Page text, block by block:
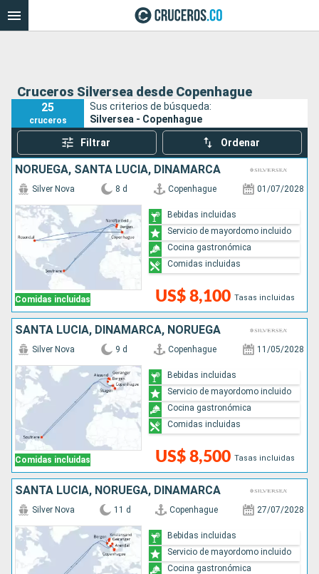
Cruceros Silversea desde Copenhague
25
cruceros
Sus criterios de búsqueda:
Silversea - Copenhague
Filtrar Ordenar
NORUEGA, SANTA LUCIA, DINAMARCA
Comidas incluidas
Silver Nova 8 d Copenhague 01/07/2028
US$ 8,100 Tasas incluidas
Bebidas incluidas
Servicio de mayordomo incluido
Cocina gastronómica
Comidas incluidas
SANTA LUCIA, DINAMARCA, NORUEGA
Comidas incluidas
Silver Nova 9 d Copenhague 11/05/2028
US$ 8,500 Tasas incluidas
Bebidas incluidas
Servicio de mayordomo incluido
Cocina gastronómica
Comidas incluidas
SANTA LUCIA, NORUEGA, DINAMARCA
Silver Nova 11 d Copenhague 27/07/2028
Bebidas incluidas
Servicio de mayordomo incluido
Cocina gastronómica